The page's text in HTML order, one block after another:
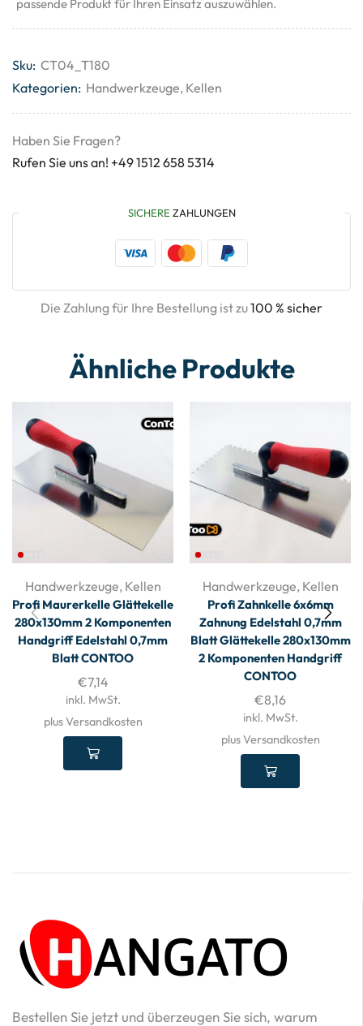
passende Produkt für Ihren Einsatz auszuwählen.
Sku: CT04_T180
Kategorien: Handwerkzeuge, Kellen
Haben Sie Fragen?
Rufen Sie uns an! +49 1512 658 5314
SICHERE ZAHLUNGEN
Die Zahlung für Ihre Bestellung ist zu100 % sicher
Ähnliche Produkte
Handwerkzeuge, Kellen
Profi Maurerkelle Glättekelle
280x130mm 2 Komponenten
Handgriff Edelstahl 0,7mm
Blatt CONTOO
€7,14
inkl. MwSt.
plus Versandkosten
Handwerkzeuge, Kellen
Profi Zahnkelle 6x6mm
Zahnung Edelstahl 0,7mm
Blatt Glättekelle 280x130mm
2 Komponenten Handgriff
CONTOO
€8,16
inkl. MwSt.
plus Versandkosten
Bestellen Sie jetzt und überzeugen Sie sich, warum